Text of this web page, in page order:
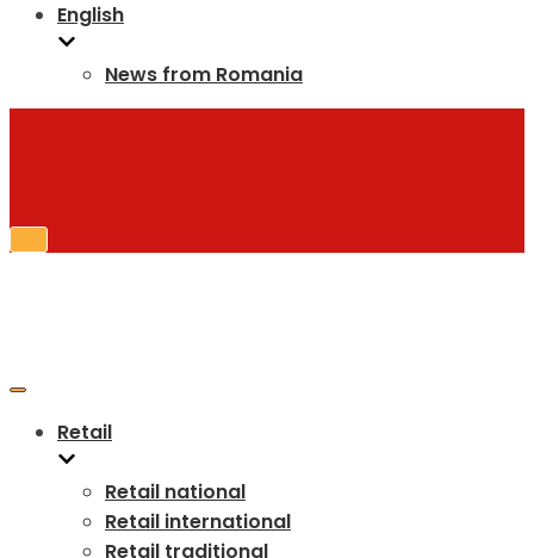
English
News from Romania
Toggle
Toggle
Retail
Retail national
Retail international
Retail traditional